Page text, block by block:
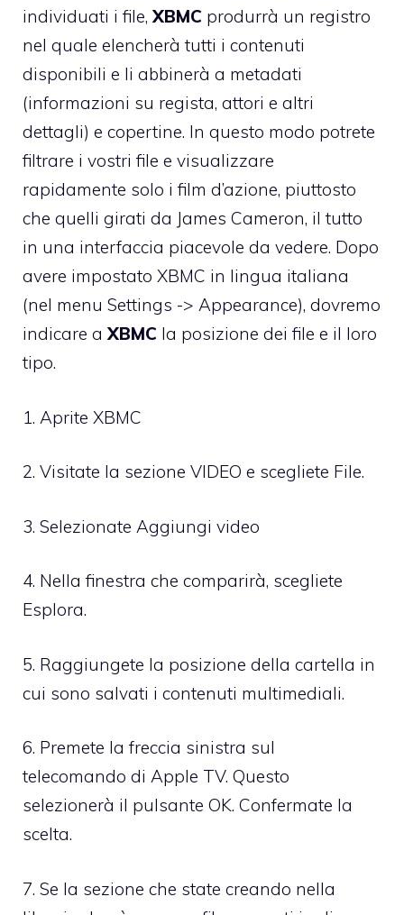
individuati i file,XBMC produrrà un registro
nel quale elencherà tutti i contenuti
disponibili e li abbinerà a metadati
(informazioni su regista, attori e altri
dettagli) e copertine. In questo modo potrete
filtrare i vostri file e visualizzare
rapidamente solo i film d’azione, piuttosto
che quelli girati da James Cameron, il tutto
in una interfaccia piacevole da vedere. Dopo
avere impostato XBMC in lingua italiana
(nel menu Settings -> Appearance), dovremo
indicare aXBMC la posizione dei file e il loro
tipo.
1. Aprite XBMC
2. Visitate la sezione VIDEO e scegliete File.
3. Selezionate Aggiungi video
4. Nella finestra che comparirà, scegliete
Esplora.
5. Raggiungete la posizione della cartella in
cui sono salvati i contenuti multimediali.
6. Premete la freccia sinistra sul
telecomando di Apple TV. Questo
selezionerà il pulsante OK. Confermate la
scelta.
7. Se la sezione che state creando nella